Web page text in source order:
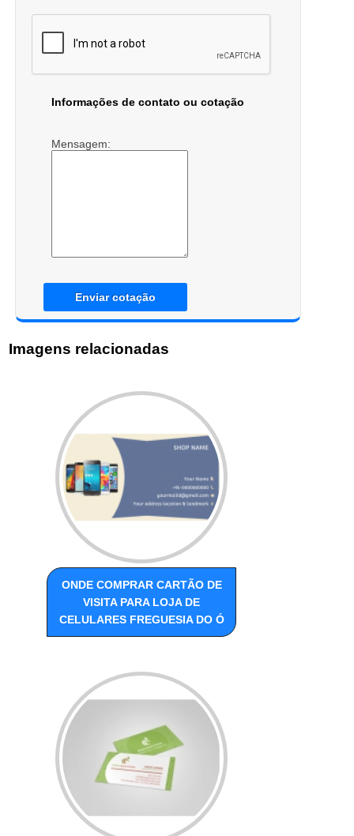
Informações de contato ou cotação
Mensagem:
Enviar cotação
Imagens relacionadas
ONDE COMPRAR CARTÃO DE
VISITA PARA LOJA DE
CELULARES FREGUESIA DO Ó